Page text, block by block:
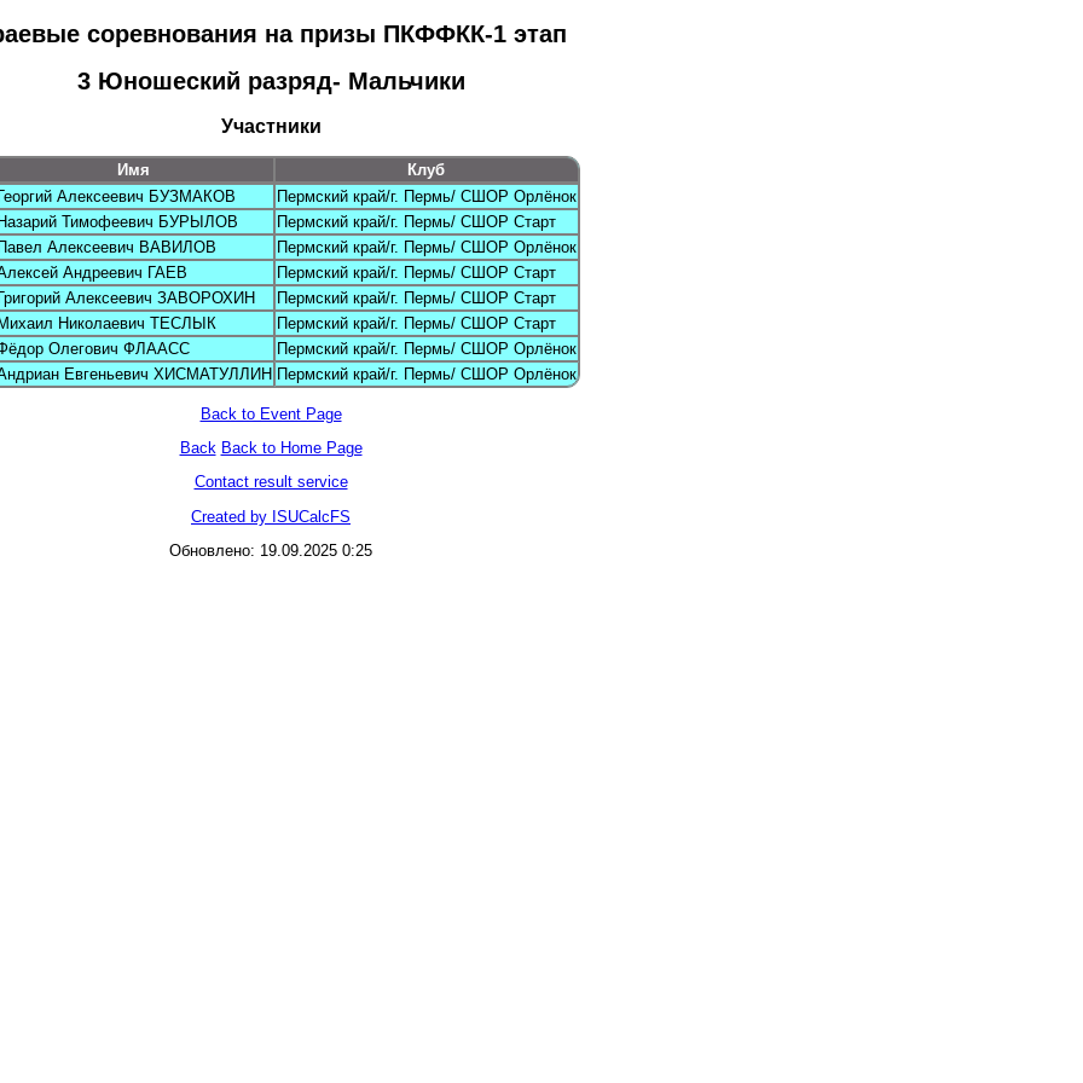
соревнования на призы ПКФФКК-1 этап
3 Юношеский paзряд- Mальчики
Участники
Имя
Клуб
Георгий Алексеевич БУЗМАКОВ
Пермский край/г. Пермь/ СШОР Орлёнок
Назарий Тимофеевич БУРЫЛОВ
Пермский край/г. Пермь/ СШОР Старт
Павел Алексеевич ВАВИЛОВ
Пермский край/г. Пермь/ СШОР Орлёнок
Андреевич ГАЕВ
Пермский край/г. Пермь/ СШОР Старт
Григорий Алексеевич ЗАВОРОХИН
Пермский край/г. Пермь/ СШОР Старт
Михаил Николаевич ТЕСЛЫК
Пермский край/г. Пермь/ СШОР Старт
Олегович ФЛААСС
Пермский край/г. Пермь/ СШОР Орлёнок
Евгеньевич ХИСМАТУЛЛИН Пермский край/г. Пермь/ СШОР Орлёнок
Back to Event Page
Back Back to Home Page
Contact result service
Created by ISUCalcFS
Обновлено: 19.09.2025 0:25